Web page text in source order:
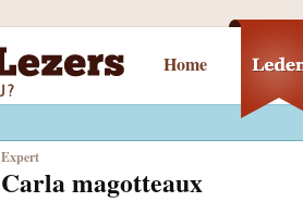
Home
Expert
Carla magotteaux